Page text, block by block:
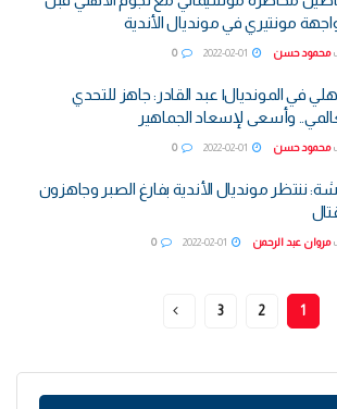
مونتيري في مونديال الأندية
محمود حسن 0
في المونديال| عبد القادر: جاهز للتحدي
وأسعى لإسعاد الجماهير
محمود حسن 0
ننتظر مونديال الأندية بفارغ الصبر وجاهزون
مروان عبد الرحمن 0
1
2
3